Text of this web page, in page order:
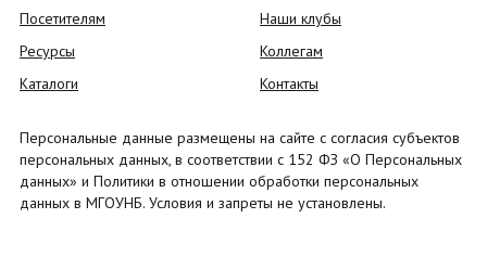
Посетителям
Ресурсы
Каталоги
Наши клубы
Коллегам
Контакты
Персональные данные размещены на сайте с согласия субъектов
персональных данных, в соответствии с 152 ФЗ «О Персональных
данных» и Политики в отношении обработки персональных
данных в МГОУНБ. Условия и запреты не установлены.